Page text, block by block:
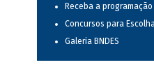
Receba a programação
Concursos para
Galeria BNDES